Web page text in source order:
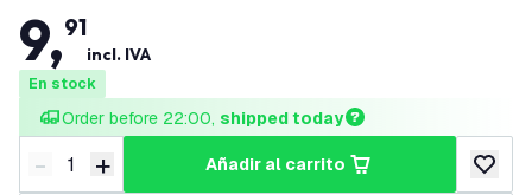
9,91
incl. IVA
En stock
Order before 22:00, shipped today
Disminuir cantidad
- Aumentar cantidad
+ añadir al carrito
añadir